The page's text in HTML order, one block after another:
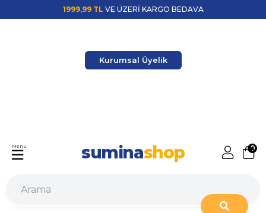
1999,99 TL VE ÜZERİ KARGO BEDAVA
suminashop 0
Menu
Kurumsal Üyelik